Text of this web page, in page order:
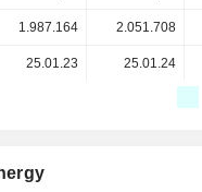
1.987.164 2.051.708
25.01.23 25.01.24